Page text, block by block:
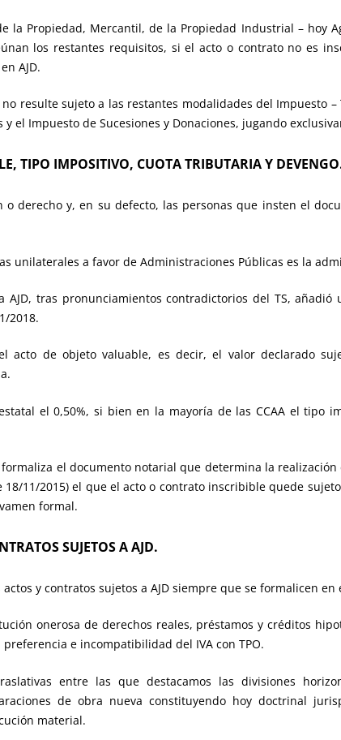
la Propiedad, Mercantil, de la Propiedad Industrial – hoy
los restantes requisitos, si el acto o contrato no es
AJD.
resulte sujeto a las restantes modalidades del Impuesto
el Impuesto de Sucesiones y Donaciones, jugando
TIPO IMPOSITIVO, CUOTA TRIBUTARIA Y
derecho y, en su defecto, las personas que insten el
unilaterales a favor de Administraciones Públicas es la
AJD, tras pronunciamientos contradictorios del TS,
2018.
acto de objeto valuable, es decir, el valor declarado
el 0,50%, si bien en la mayoría de las CCAA el tipo
formaliza el documento notarial que determina la
18/11/2015) el que el acto o contrato inscribible quede
formal.
SUJETOS A AJD.
y contratos sujetos a AJD siempre que se formalicen
onerosa de derechos reales, préstamos y créditos
e incompatibilidad del IVA con TPO.
entre las que destacamos las divisiones
de obra nueva constituyendo hoy doctrinal
material.